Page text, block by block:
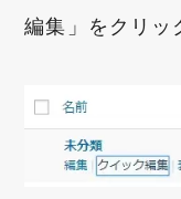
編集」をクリッ